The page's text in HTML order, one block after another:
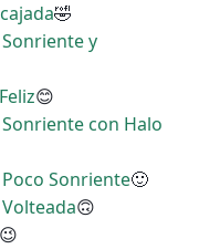
🤣
y
😊
con Halo
Sonriente🙂
🙃
😉